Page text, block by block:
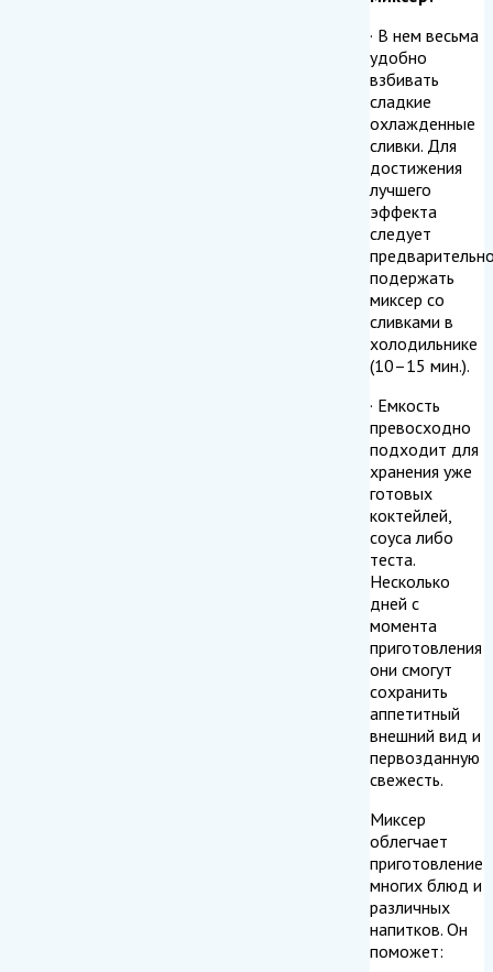
· В нем весьма
удобно
взбивать
сладкие
охлажденные
сливки. Для
достижения
лучшего
эффекта
следует
подержать
миксер со
сливками в
холодильнике
(10–15 мин.).
· Емкость
превосходно
подходит для
хранения уже
готовых
коктейлей,
соуса либо
теста.
Несколько
дней с
момента
приготовления
они смогут
сохранить
аппетитный
внешний вид и
первозданную
свежесть.
Миксер
облегчает
приготовление
многих блюд и
различных
напитков. Он
поможет: